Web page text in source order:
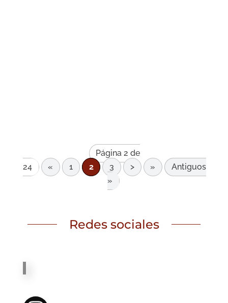
Página 2 de
24
« 1 2 3 > »
Antiguos
»
Redes sociales